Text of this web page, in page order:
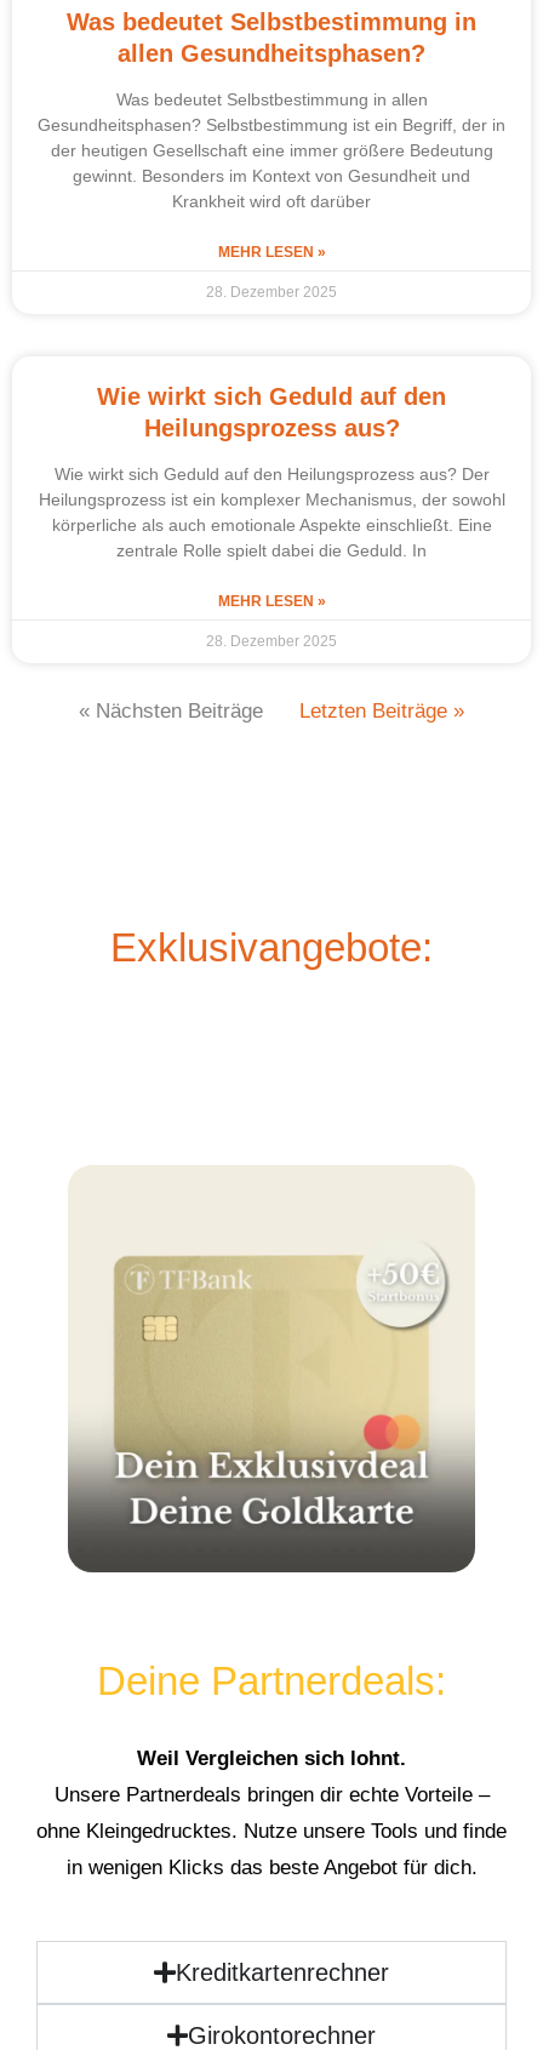
Was bedeutet Selbstbestimmung in
allen Gesundheitsphasen?
Was bedeutet Selbstbestimmung in allen
Gesundheitsphasen? Selbstbestimmung ist ein Begriff, der in
der heutigen Gesellschaft eine immer größere Bedeutung
gewinnt. Besonders im Kontext von Gesundheit und
Krankheit wird oft darüber
MEHR LESEN »
28. Dezember 2025
Wie wirkt sich Geduld auf den
Heilungsprozess aus?
Wie wirkt sich Geduld auf den Heilungsprozess aus? Der
Heilungsprozess ist ein komplexer Mechanismus, der sowohl
körperliche als auch emotionale Aspekte einschließt. Eine
zentrale Rolle spielt dabei die Geduld. In
MEHR LESEN »
28. Dezember 2025
« Nächsten Beiträge Letzten Beiträge »
Exklusivangebote:
Deine Partnerdeals:
Weil Vergleichen sich lohnt.
Unsere Partnerdeals bringen dir echte Vorteile –
ohne Kleingedrucktes. Nutze unsere Tools und finde
in wenigen Klicks das beste Angebot für dich.
Kreditkartenrechner
Girokontorechner